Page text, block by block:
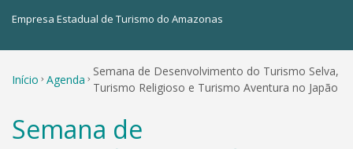
Empresa Estadual de Turismo do Amazonas
Início Agenda
Semana de Desenvolvimento do Turismo Selva,
Turismo Religioso e Turismo Aventura no Japão
Semana de